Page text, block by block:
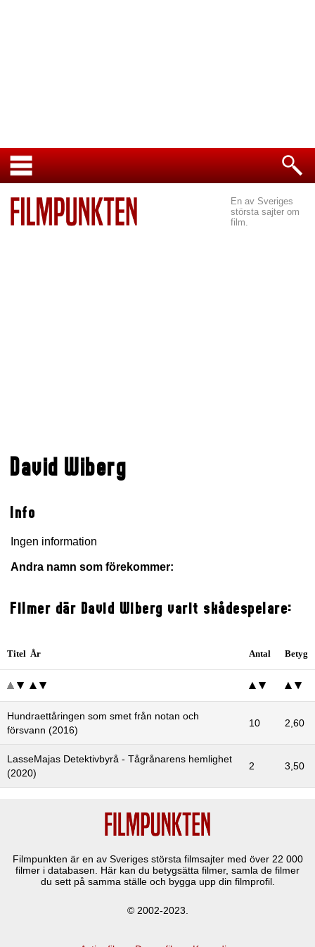
En av Sveriges
största sajter om
film.
David Wiberg
Info
Ingen information
Andra namn som förekommer:
Filmer där David Wiberg varit skådespelare:
Titel År Antal Betyg
Hundraettåringen som smet från notan och
försvann (2016)
10 2,60
LasseMajas Detektivbyrå - Tågrånarens hemlighet
(2020)
2 3,50
Filmpunkten är en av Sveriges största filmsajter med över 22 000
filmer i databasen. Här kan du betygsätta filmer, samla de filmer
du sett på samma ställe och bygga upp din filmprofil.
© 2002-2023.